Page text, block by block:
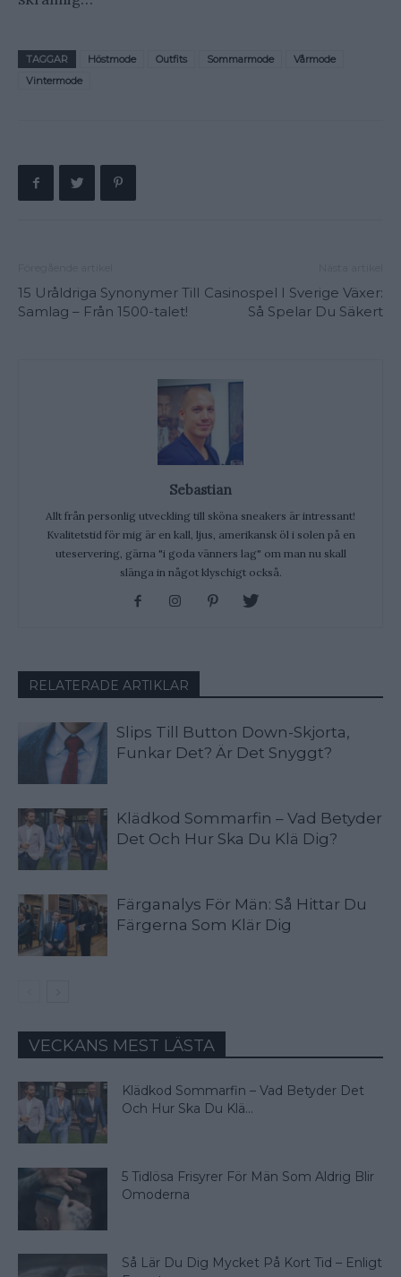
TAGGAR Höstmode Outfits Sommarmode
Vårmode
Vintermode
15 Uråldriga Synonymer Till
Samlag – Från 1500-talet!
Casinospel I Sverige Växer:
Så Spelar Du Säkert
Sebastian
Allt från personlig utveckling till sköna sneakers är intressant!
Kvalitetstid för mig är en kall, ljus, amerikansk öl i solen på en
uteservering, gärna "i goda vänners lag" om man nu skall
slänga in något klyschigt också.
RELATERADE ARTIKLAR
Slips Till Button Down-Skjorta,
Funkar Det? Är Det Snyggt?
Klädkod Sommarfin – Vad Betyder
Det Och Hur Ska Du Klä Dig?
Färganalys För Män: Så Hittar Du
Färgerna Som Klär Dig
VECKANS MEST LÄSTA
Klädkod Sommarfin – Vad Betyder Det
Och Hur Ska Du Klä...
5 Tidlösa Frisyrer För Män Som Aldrig Blir
Omoderna
Så Lär Du Dig Mycket På Kort Tid – Enligt